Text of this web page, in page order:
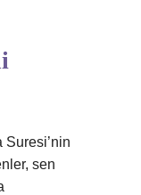
Suresi’nin
sen